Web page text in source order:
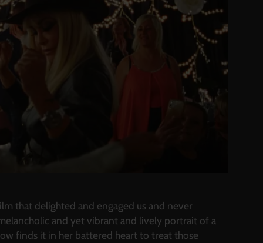
that delighted and engaged us and never
and yet vibrant and lively portrait of a
finds it in her battered heart to treat those